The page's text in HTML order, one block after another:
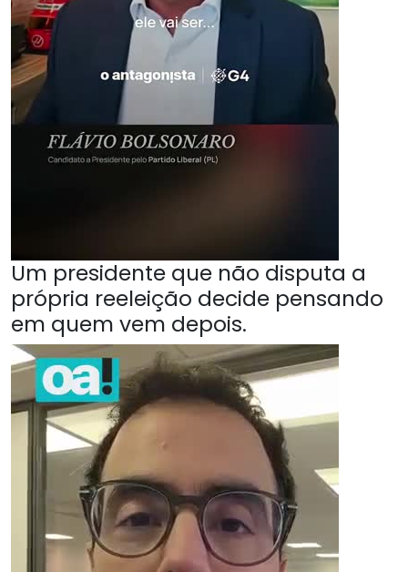
Um presidente que não disputa a
própria reeleição decide pensando
em quem vem depois.